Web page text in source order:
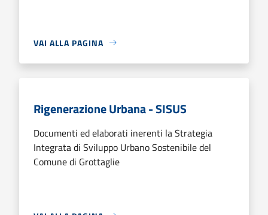
VAI ALLA PAGINA
Rigenerazione Urbana - SISUS
Documenti ed elaborati inerenti la Strategia
Integrata di Sviluppo Urbano Sostenibile del
Comune di Grottaglie